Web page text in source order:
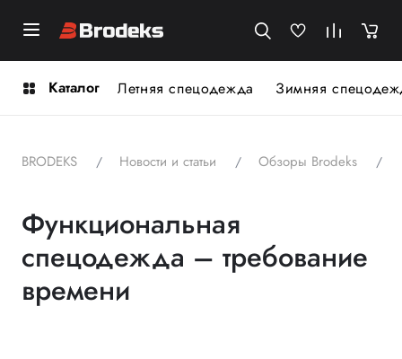
Каталог Летняя спецодежда Зимняя
BRODEKS Новости и статьи Обзоры Brodeks
Функциональная
спецодежда – требование
времени